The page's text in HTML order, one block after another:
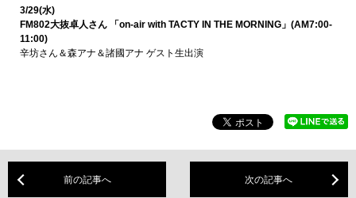
3/29(水)
FM802大抜卓人さん 「on-air with TACTY IN THE MORNING」(AM7:00-
11:00)
辛坊さん＆森アナ＆諸國アナ ゲスト生出演
前の記事へ 次の記事へ